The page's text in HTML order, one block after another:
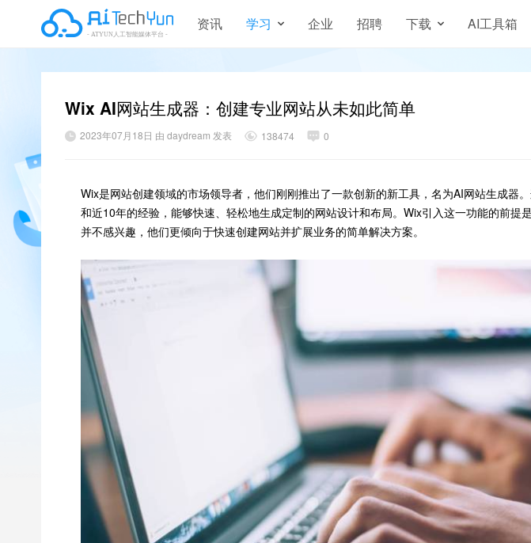
资讯 学习 企业 招聘 下载 AI工具箱
Wix AI网站生成器：创建专业网站从未如此简单
2023年07月18日 由 daydream 发表 138474 0
Wix是网站创建领域的市场领导者，他们刚刚推出了一款创新的新工具，名为AI网站生成器
和近10年的经验，能够快速、轻松地生成定制的网站设计和布局。Wix引入这一功能的前提
并不感兴趣，他们更倾向于快速创建网站并扩展业务的简单解决方案。